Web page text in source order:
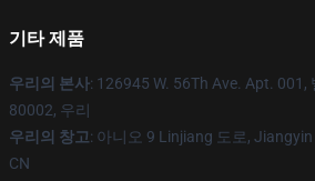
기타 제품
우리의 본사: 126945 W. 56Th Ave. Apt. 001,
80002, 우리
우리의 창고: 아니오 9 Linjiang 도로,
CN